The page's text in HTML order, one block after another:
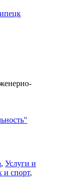
, Услуги и
и спорт,